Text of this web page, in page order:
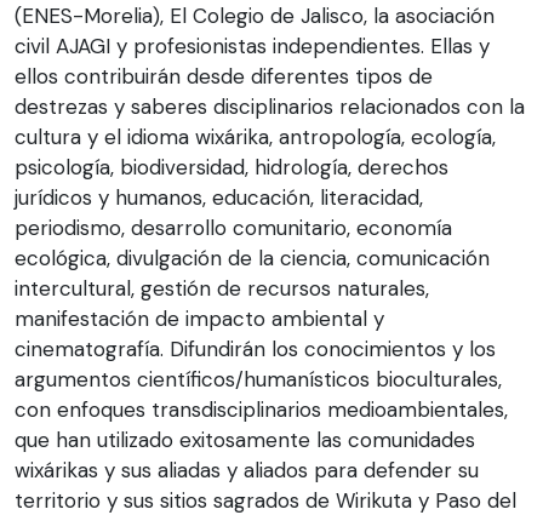
(ENES-Morelia), El Colegio de Jalisco, la asociación
civil AJAGI y profesionistas independientes. Ellas y
ellos contribuirán desde diferentes tipos de
destrezas y saberes disciplinarios relacionados con la
cultura y el idioma wixárika, antropología, ecología,
psicología, biodiversidad, hidrología, derechos
jurídicos y humanos, educación, literacidad,
periodismo, desarrollo comunitario, economía
ecológica, divulgación de la ciencia, comunicación
intercultural, gestión de recursos naturales,
manifestación de impacto ambiental y
cinematografía. Difundirán los conocimientos y los
argumentos científicos/humanísticos bioculturales,
con enfoques transdisciplinarios medioambientales,
que han utilizado exitosamente las comunidades
wixárikas y sus aliadas y aliados para defender su
territorio y sus sitios sagrados de Wirikuta y Paso del